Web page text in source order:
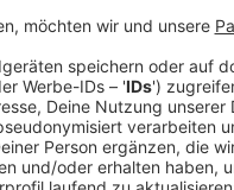
startet der Aufbau der
der großen deutschen
wird.